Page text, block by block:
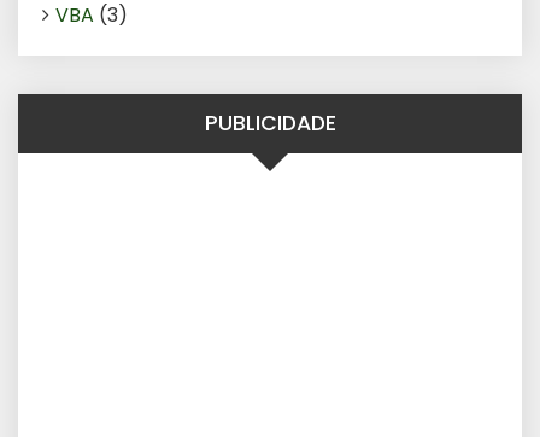
VBA (3)
PUBLICIDADE